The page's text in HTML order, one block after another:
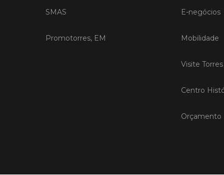
SMAS
Promotorres, EM
E-negócios
Mobilidade
Visite
Centro
Orçamento